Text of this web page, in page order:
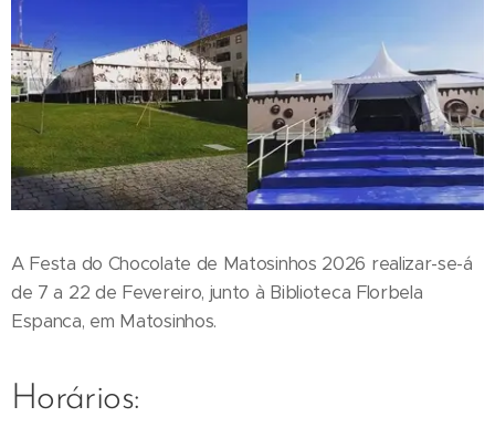
A Festa do Chocolate de Matosinhos 2026 realizar-se-á
de 7 a 22 de Fevereiro, junto à Biblioteca Florbela
Espanca, em Matosinhos.
Horários: